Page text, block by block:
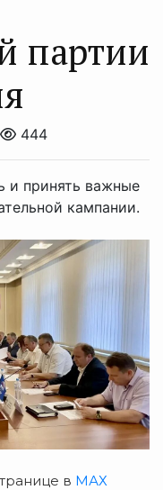
партии
444
и принять важные
кампании.
в МАХ